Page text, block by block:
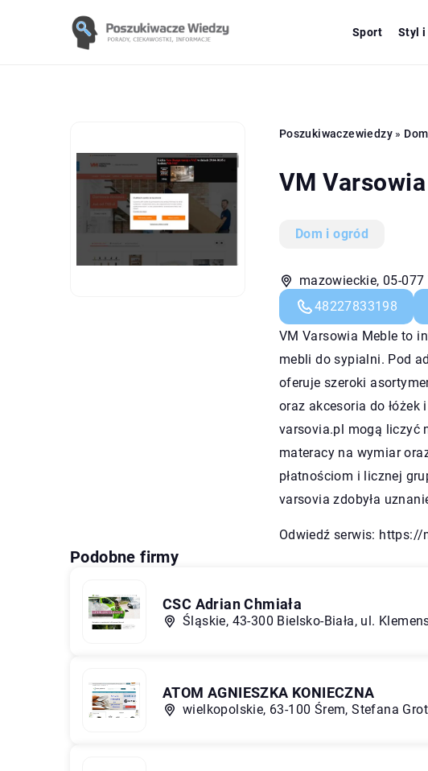
Sport Styl i
Poszukiwaczewiedzy»
VM
Dom i ogród
mazowieckie, 05-
48227833198
VM Varsowia Meble to
mebli do sypialni. Pod
oferuje szeroki
oraz akcesoria do łóżek
varsovia.pl mogą liczyć
materacy na wymiar
płatnościom i licznej
varsovia zdobyła
Odwiedź serwis: https://
Podobne firmy
CSC Adrian Chmiała
Śląskie, 43-300 Bielsko-Biała, ul.
ATOM AGNIESZKA KONIECZNA
wielkopolskie, 63-100 Śrem, Stefana